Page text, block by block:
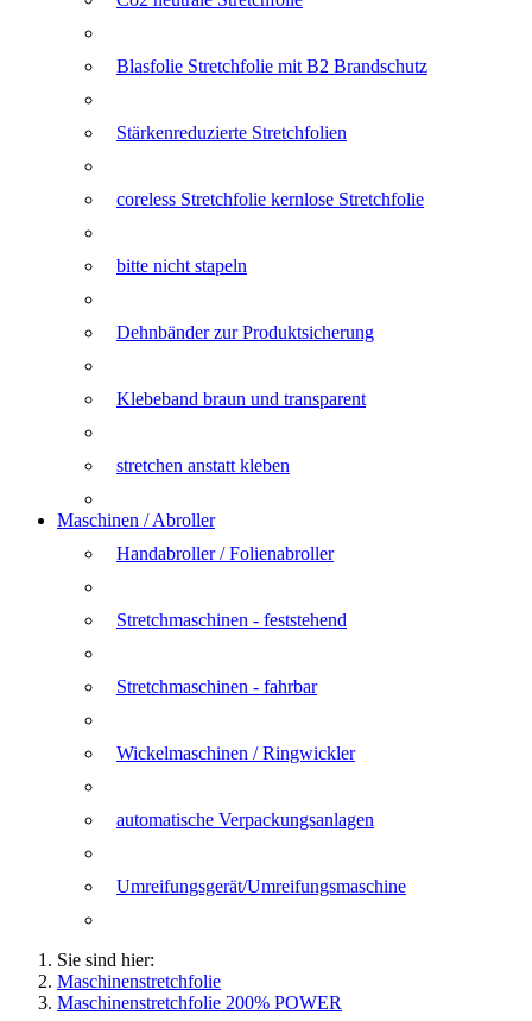
Blasfolie Stretchfolie mit B2 Brandschutz
Stärkenreduzierte Stretchfolien
coreless Stretchfolie kernlose Stretchfolie
bitte nicht stapeln
Dehnbänder zur Produktsicherung
Klebeband braun und transparent
stretchen anstatt kleben
Maschinen / Abroller
Handabroller / Folienabroller
Stretchmaschinen - feststehend
Stretchmaschinen - fahrbar
Wickelmaschinen / Ringwickler
automatische Verpackungsanlagen
Umreifungsgerät/Umreifungsmaschine
Sie sind hier:
Maschinenstretchfolie
Maschinenstretchfolie 200% POWER